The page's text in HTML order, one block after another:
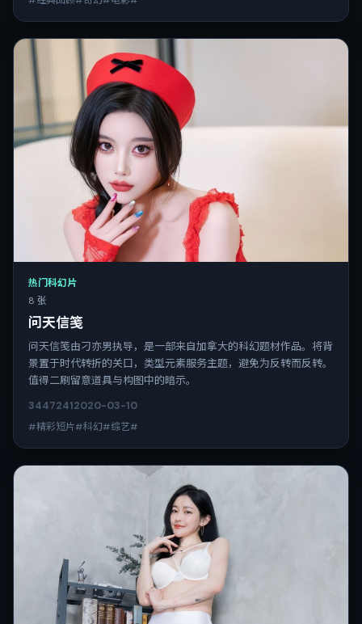
热门科幻片
8 张
问天信笺
问天信笺由刁亦男执导，是一部来自加拿大的科幻题材作品。将背
景置于时代转折的关口，类型元素服务主题，避免为反转而反转。
值得二刷留意道具与构图中的暗示。
34472412020-03-10
#精彩短片#科幻#综艺#